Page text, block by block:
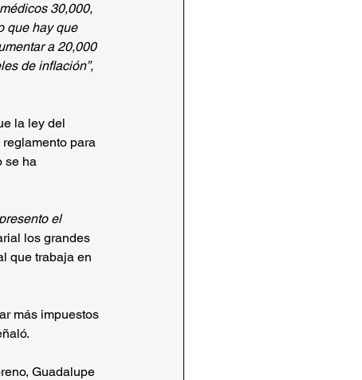
30,000,
que hay que
a 20,000
de inflación”,
la ley del
para
se ha
el
los grandes
que trabaja en
más impuestos
Guadalupe